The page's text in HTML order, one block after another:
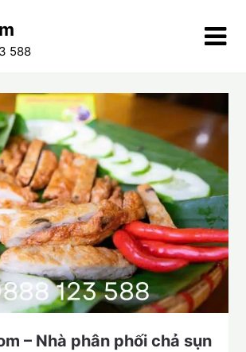
588
– Nhà phân phối chả sụn